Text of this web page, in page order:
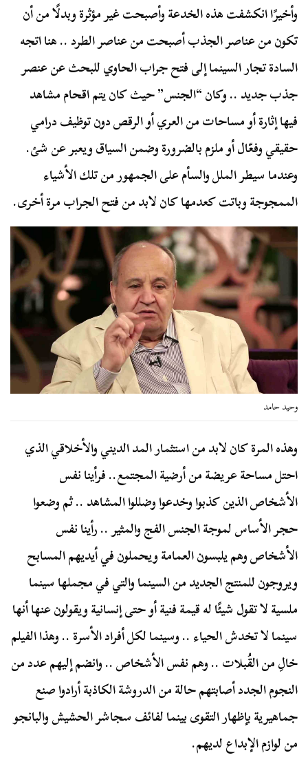
وأخيرًا انكشفت هذه الخدعة وأصبحت غير مؤثرة وبدلًا من أن
تكون من عناصر الجذب أصبحت من عناصر الطرد .. هنا اتجه
السادة تجار السينما إلى فتح جراب الحاوي للبحث عن عنصر
جذب جديد .. وكان “الجنس” حيث كان يتم اقحام مشاهد
فيها إثارة أو مساحات من العري أو الرقص دون توظيف درامي
حقيقي وفعّال أو ملزم بالضرورة وضمن السياق ويعبر عن شئ.
وعندما سيطر الملل والسأم على الجمهور من تلك الأشياء
الممجوجة وباتت كعدمها كان لابد من فتح الجراب مرة أخرى.
وحيد حامد
وهذه المرة كان لابد من استثمار المد الديني والأخلاقي الذي
احتل مساحة عريضة من أرضية المجتمع.. فرأينا نفس
الأشخاص الذين كذبوا وخدعوا وضللوا المشاهد .. ثم وضعوا
حجر الأساس لموجة الجنس الفج والمثير .. رأينا نفس
الأشخاص وهم يلبسون العمامة ويحملون في أيديهم المسابح
ويروجون للمنتج الجديد من السينما والتي في مجملها سينما
ملسية لا تقول شيئًا له قيمة فنية أو حتى إنسانية ويقولون عنها أنها
سينما لا تخدش الحياء .. وسينما لكل أفراد الأسرة .. وهذا الفيلم
خالِ من القُبلات .. وهم نفس الأشخاص .. وانضم إليهم عدد من
النجوم الجدد أصابتهم حالة من الدروشة الكاذبة أرادوا صنع
جماهيرية بإظهار التقوى بينما لفائف سجاشر الحشيش والبانجو
من لوازم الإبداع لديهم.